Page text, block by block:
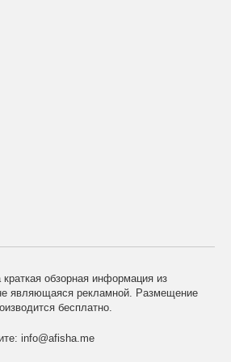
обзорная информация из
являющаяся рекламной. Размещение
бесплатно.
info@afisha.me